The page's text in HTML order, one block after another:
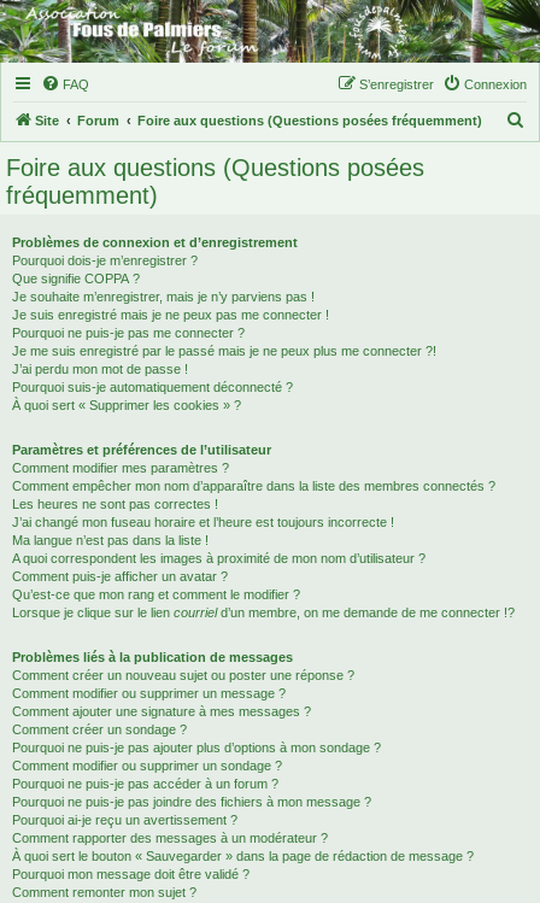
FAQ Connexion
S’enregistrer
Site Forum Foire aux questions (Questions posées fréquemment)
Foire aux questions (Questions posées
fréquemment)
Problèmes de connexion et d’enregistrement
Pourquoi dois-je m’enregistrer ?
Que signifie COPPA ?
Je souhaite m’enregistrer, mais je n’y parviens pas !
Je suis enregistré mais je ne peux pas me connecter !
Pourquoi ne puis-je pas me connecter ?
Je me suis enregistré par le passé mais je ne peux plus me connecter ?!
J’ai perdu mon mot de passe !
Pourquoi suis-je automatiquement déconnecté ?
À quoi sert « Supprimer les cookies » ?
Paramètres et préférences de l’utilisateur
Comment modifier mes paramètres ?
Comment empêcher mon nom d’apparaître dans la liste des membres connectés ?
Les heures ne sont pas correctes !
J’ai changé mon fuseau horaire et l’heure est toujours incorrecte !
Ma langue n’est pas dans la liste !
A quoi correspondent les images à proximité de mon nom d’utilisateur ?
Comment puis-je afficher un avatar ?
Qu’est-ce que mon rang et comment le modifier ?
Lorsque je clique sur le lien courrield’un membre, on me demande de me connecter !?
Problèmes liés à la publication de messages
Comment créer un nouveau sujet ou poster une réponse ?
Comment modifier ou supprimer un message ?
Comment ajouter une signature à mes messages ?
Comment créer un sondage ?
Pourquoi ne puis-je pas ajouter plus d’options à mon sondage ?
Comment modifier ou supprimer un sondage ?
Pourquoi ne puis-je pas accéder à un forum ?
Pourquoi ne puis-je pas joindre des fichiers à mon message ?
Pourquoi ai-je reçu un avertissement ?
Comment rapporter des messages à un modérateur ?
À quoi sert le bouton « Sauvegarder » dans la page de rédaction de message ?
Pourquoi mon message doit être validé ?
Comment remonter mon sujet ?